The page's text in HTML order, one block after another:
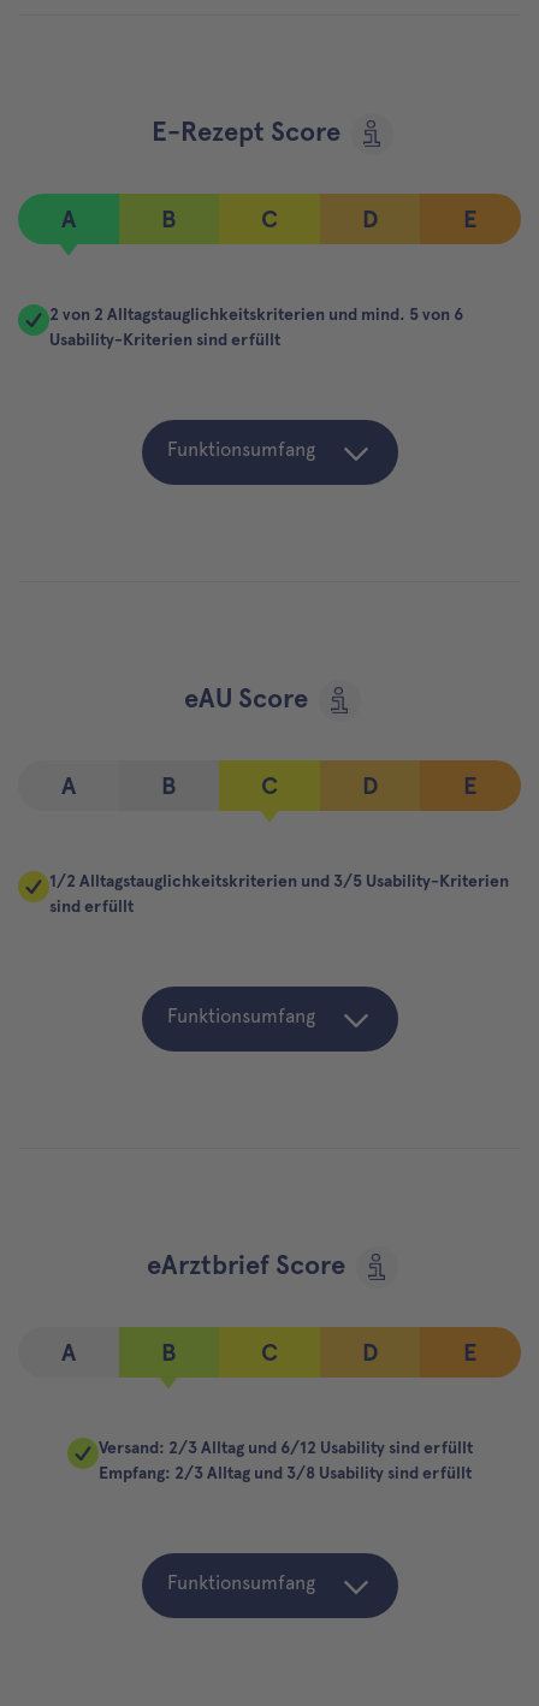
E-Rezept Score
A B C D E
2 von 2 Alltagstauglichkeitskriterien und mind. 5 von 6
Usability-Kriterien sind erfüllt
Funktionsumfang
eAU Score
A B C D E
1/2 Alltagstauglichkeitskriterien und 3/5 Usability-Kriterien
sind erfüllt
Funktionsumfang
eArztbrief Score
A B C D E
Versand: 2/3 Alltag und 6/12 Usability sind erfüllt
Empfang: 2/3 Alltag und 3/8 Usability sind erfüllt
Funktionsumfang